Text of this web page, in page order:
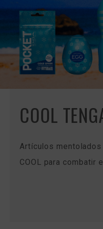
COOL
Artículos mentolados
COOL para combatir